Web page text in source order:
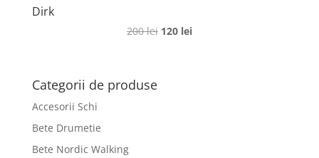
Dirk
200lei Prețul
120 leiPrețul
Categorii de produse
Accesorii Schi
Bete Drumetie
Bete Nordic Walking